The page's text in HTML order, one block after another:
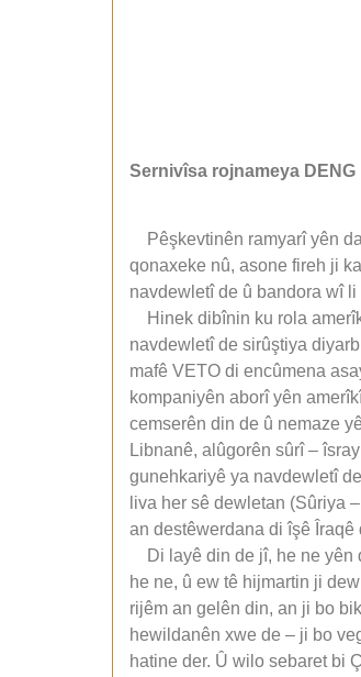
Sernivîsa rojnameya DENG
Pêşkevtinên ramyarî yên
qonaxeke nû, asone fireh ji
navdewletî de û bandora wî
Hinek dibînin ku rola
navdewletî de sirûştiya
mafê VETO di encûmena
kompaniyên aborî yên
cemserên din de û nemaze
Libnanê, alûgorên sûrî –
gunehkariyê ya navdewletî
liva her sê dewletan (Sûriya
an destêwerdana di îşê
Di layê din de jî, he ne yên
he ne, û ew tê hijmartin ji
rijêm an gelên din, an ji bo
hewildanên xwe de – ji bo
hatine der. Û wilo sebaret bi